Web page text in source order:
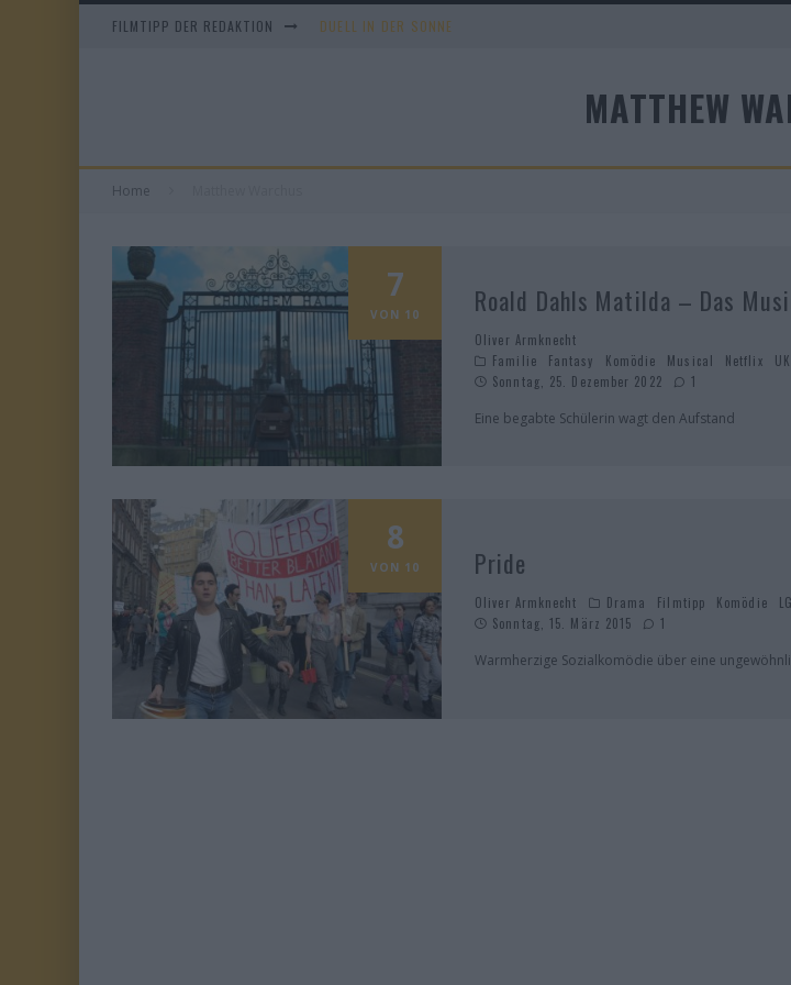
FILMTIPP DER REDAKTION DUELL IN DER SONNE
MATTHEW
Home
7
VON 10 Roald Dahls Matilda – Das
Oliver Armknecht
Familie
Fantasy Komödie Musical Netflix UK
Sonntag, 25. Dezember 2022
1
Eine begabte Schülerin wagt den Aufstand
8
VON 10 Pride
Oliver Armknecht Drama Filmtipp Komödie
Sonntag, 15. März 2015
1
Warmherzige Sozialkomödie über eine